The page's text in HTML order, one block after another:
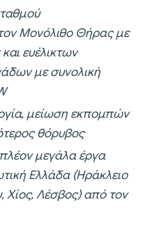
Μονόλιθο Θήρας με
ευέλικτων
με συνολική
μείωση εκπομπών
θόρυβος
μεγάλα έργα
Ελλάδα (Ηράκλειο
Χίος, Λέσβος) από τον